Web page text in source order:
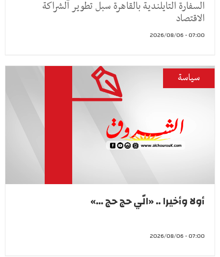
السفارة التايلندية بالقاهرة سبل تطوير الشراكة
الاقتصاد
07:00 - 2026/08/06
سياسة
أولا وأخيرا .. «الّي حج حج ...»
07:00 - 2026/08/06